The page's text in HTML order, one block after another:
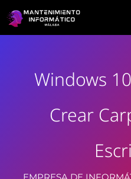
Windows
Crear